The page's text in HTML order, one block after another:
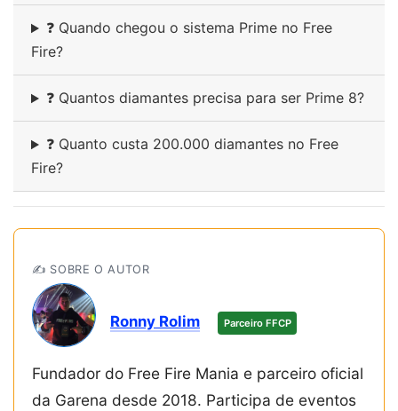
❓ Quando chegou o sistema Prime no Free
Fire?
❓ Quantos diamantes precisa para ser Prime 8?
❓ Quanto custa 200.000 diamantes no Free
Fire?
✍️ SOBRE O AUTOR
Ronny Rolim Parceiro FFCP
Fundador do Free Fire Mania e parceiro oficial
da Garena desde 2018. Participa de eventos